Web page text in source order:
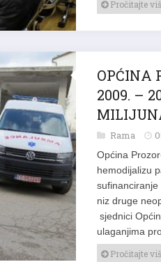
Pročitajte
OPĆINA
2009. –
Rama
Općina
hemodijalizu
niz druge
sjednici
ulaganjima
Pročitajte